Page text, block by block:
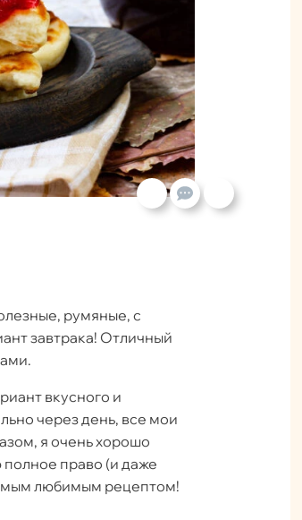
румяные, с
завтрака! Отличный
вкусного и
через день, все мои
я очень хорошо
право (и даже
любимым рецептом!